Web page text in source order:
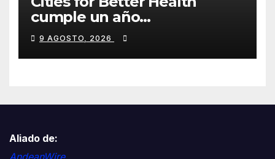
cumple un año
transformando la salud en
Cali y lo celebra con una
jornada de voluntariado y
9 AGOSTO, 2026
Aliado de: